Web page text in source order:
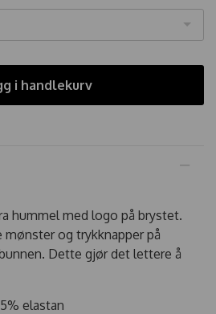
i handlekurv
hummel med logo på brystet.
og trykknapper på
Dette gjør det lettere å
elastan